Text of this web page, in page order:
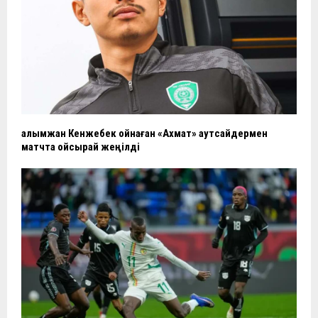
Ғалымжан Кенжебек ойнаған «Ахмат» аутсайдермен
матчта ойсырай жеңілді